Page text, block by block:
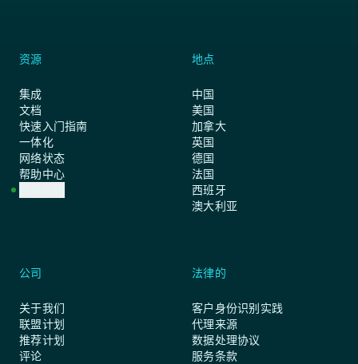
资源
集成
文档
快速入门指南
一体化
网络状态
帮助中心
地点
中国
美国
加拿大
英国
德国
法国
西班牙
澳大利亚
公司
关于我们
联盟计划
推荐计划
评论
法律的
客户身份识别实践
代理来源
数据处理协议
服务条款